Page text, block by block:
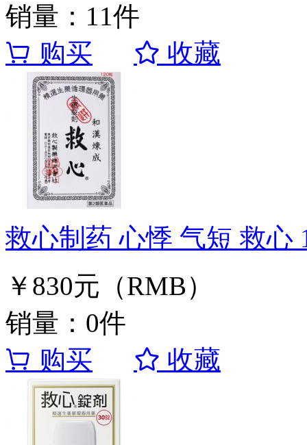
销量：11件
购买
收藏
救心制药 心悸 气短 救心
￥830元（RMB）
销量：0件
购买
收藏